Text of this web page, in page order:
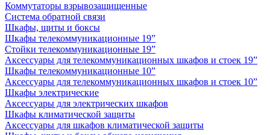
Коммутаторы взрывозащищенные
Система обратной связи
Шкафы, щиты и боксы
Шкафы телекоммуникационные 19”
Стойки телекоммуникационные 19”
Аксессуары для телекоммуникационных шкафов и стоек 19”
Шкафы телекоммуникационные 10”
Аксессуары для телекоммуникационных шкафов и стоек 10”
Шкафы электрические
Аксессуары для электрических шкафов
Шкафы климатической защиты
Аксессуары для шкафов климатической защиты